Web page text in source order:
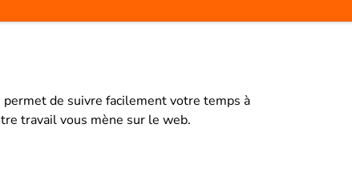
permet de suivre facilement votre temps à
travail vous mène sur le web.